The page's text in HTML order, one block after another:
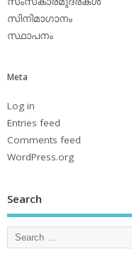
സിനിമാഗാനം
സ്ഥാപനം
Meta
Log in
Entries feed
Comments feed
WordPress.org
Search